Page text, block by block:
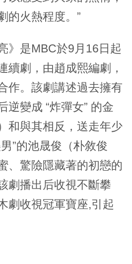
的火熱程度。”
》是MBC於9月16日起
續劇，由趙成熙編劇，
作。該劇講述過去擁有
逆變成 “炸彈女” 的金
和與其相反，送走年少
”的池晟俊（朴敘俊
、驚險隱藏著的初戀的
劇播出后收視不斷攀
劇收視冠軍寶座,引起